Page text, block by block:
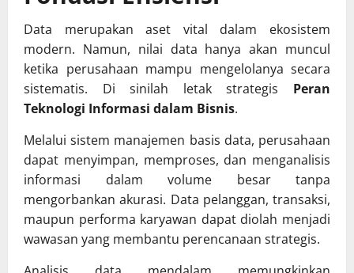
Data merupakan aset vital dalam ekosistem
modern. Namun, nilai data hanya akan muncul
ketika perusahaan mampu mengelolanya secara
sistematis. Di sinilah letak strategis Peran
Teknologi Informasi dalam Bisnis.
Melalui sistem manajemen basis data, perusahaan
dapat menyimpan, memproses, dan menganalisis
informasi dalam volume besar tanpa
mengorbankan akurasi. Data pelanggan, transaksi,
maupun performa karyawan dapat diolah menjadi
wawasan yang membantu perencanaan strategis.